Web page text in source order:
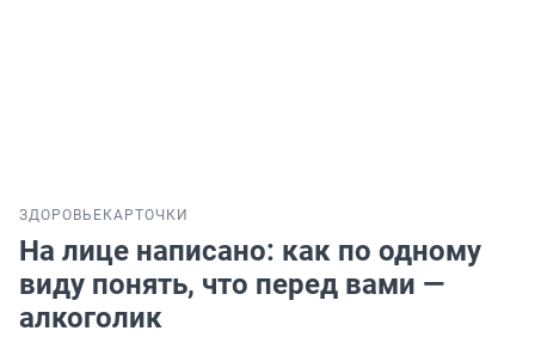
ЗДОРОВЬЕ КАРТОЧКИ
На лице написано: как по одному
виду понять, что перед вами —
алкоголик